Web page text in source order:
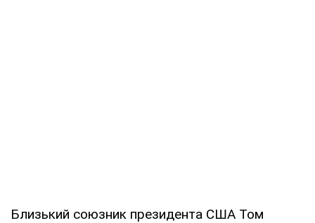
Близький союзник президента США Том